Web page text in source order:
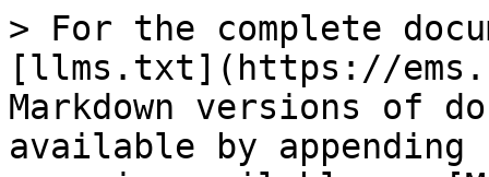
> For the complete
[llms.txt](https://
Markdown versions of
available by